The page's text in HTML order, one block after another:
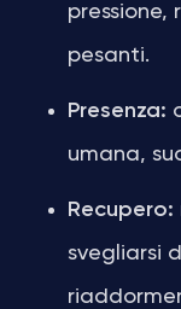
pressione,
pesanti.
Presenza:
umana,
Recupero:
svegliarsi